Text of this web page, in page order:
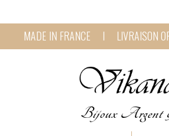
MADE IN FRANCE I LIVRAISON
Bijoux Argent